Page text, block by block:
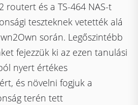
routert és a TS-464 NAS-t
teszteknek vetették alá
során. Legőszintébb
fejezzük ki az ezen tanulási
nyert értékes
és növelni fogjuk a
terén tett